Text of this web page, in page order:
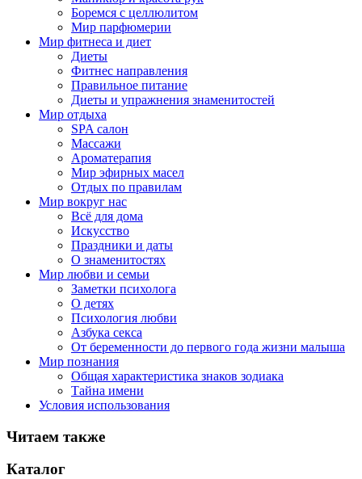
Боремся с целлюлитом
Мир парфюмерии
Мир фитнеса и диет
Диеты
Фитнес направления
Правильное питание
Диеты и упражнения знаменитостей
Мир отдыха
SPA салон
Массажи
Ароматерапия
Мир эфирных масел
Отдых по правилам
Мир вокруг нас
Всё для дома
Искусство
Праздники и даты
О знаменитостях
Мир любви и семьи
Заметки психолога
О детях
Психология любви
Азбука секса
От беременности до первого года жизни малыша
Мир познания
Общая характеристика знаков зодиака
Тайна имени
Условия использования
Читаем также
Каталог